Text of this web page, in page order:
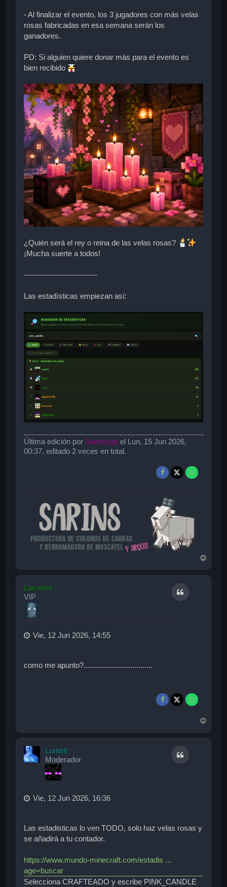
- Al finalizar el evento, los 3 jugadores con más velas
rosas fabricadas en esa semana serán los
ganadores.
PD: Si alguien quiere donar más para el evento es
bien recibido
¿Quién será el rey o reina de las velas rosas?
¡Mucha suerte a todos!
-----------------------------
Las estadísticas empiezan así:
Última edición por Sarinscita el Lun, 15 Jun 2026,
00:37, editado 2 veces en total.
r
Lacanna
VIP
Citar
Vie, 12 Jun 2026, 14:55
como me apunto?..................................
r
Luriant
Moderador
Citar
Vie, 12 Jun 2026, 16:36
Las estadisticas lo ven TODO, solo haz velas rosas y
se añadirá a tu contador.
https://www.mundo-minecraft.com/estadis ...
age=buscar
Selecciona CRAFTEADO y escribe PINK_CANDLE